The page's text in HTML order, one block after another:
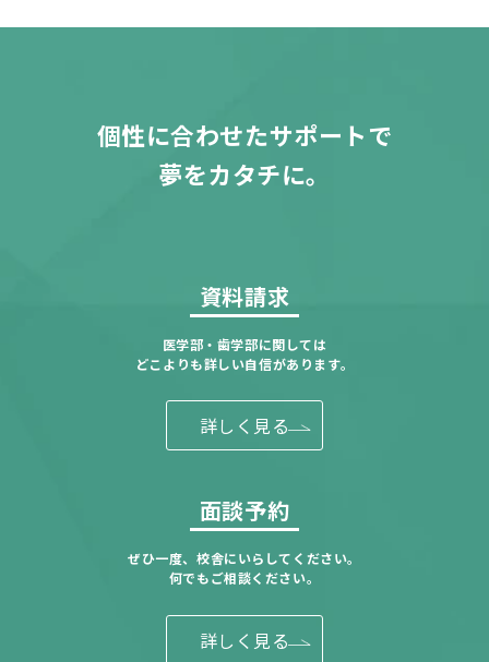
個性に合わせたサポートで
夢をカタチに。
資料請求
医学部・歯学部に関しては
どこよりも詳しい自信があります。
詳しく見る
面談予約
ぜひ一度、校舎にいらしてください。
何でもご相談ください。
詳しく見る